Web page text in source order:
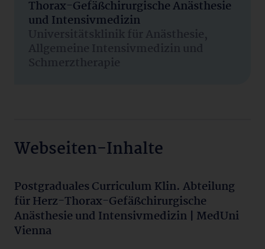
Thorax-Gefäßchirurgische Anästhesie
und Intensivmedizin
Universitätsklinik für Anästhesie,
Allgemeine Intensivmedizin und
Schmerztherapie
Webseiten-Inhalte
Postgraduales Curriculum Klin. Abteilung
für Herz-Thorax-Gefäßchirurgische
Anästhesie und Intensivmedizin | MedUni
Vienna